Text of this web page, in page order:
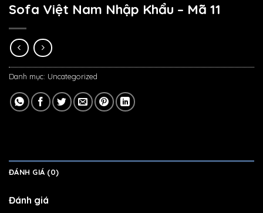
Sofa Việt Nam Nhập Khẩu – Mã 11
Danh mục: Uncategorized
ĐÁNH GIÁ (0)
Đánh giá